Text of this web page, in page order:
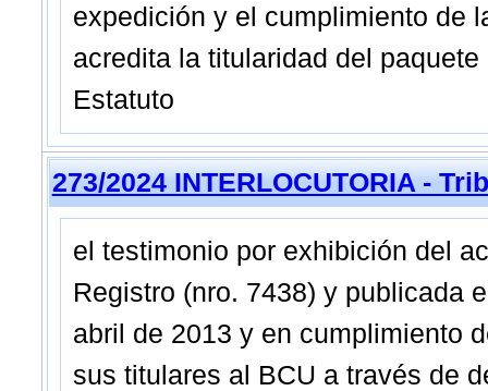
expedición y el cumplimiento de
acredita la titularidad del
Estatuto
273/2024 INTERLOCUTORIA -
el testimonio por exhibición del
Registro (nro. 7438) y publicada
abril de 2013 y en cumplimiento
sus titulares al BCU a través de